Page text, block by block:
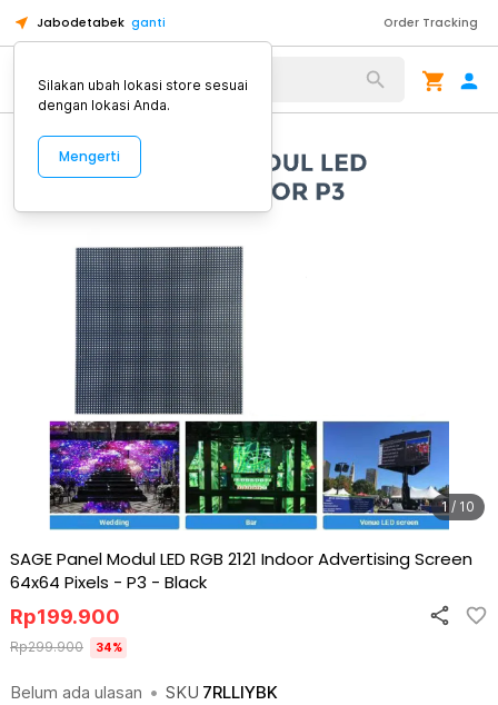
Jabodetabek ganti Order Tracking
Alat Kopi
1 / 10
SAGE Panel Modul LED RGB 2121 Indoor Advertising Screen
64x64 Pixels - P3 - Black
Belum ada ulasan • SKU 7RLLIYBK
Rp199.900
Rp299.900 34%
Silakan ubah lokasi store sesuai
dengan lokasi Anda.
Mengerti